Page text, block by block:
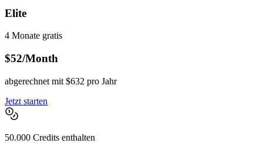
Elite
4 Monate gratis
$52/Month
abgerechnet mit $632 pro Jahr
Jetzt starten
50.000 Credits enthalten